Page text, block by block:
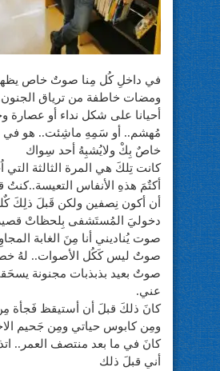
في داخلِ كُل مِنا صوتٌ خاص
ومضات خاطفة من ترياق
أحيانا على شكل نداء أو عصارة
مُهشم.. أو سَمِهِ ماشِئت.. هو في
خاصٌ بِكْ ولايُشبِهُ أحد سِواك
كانت تِلكَ هي المرة الثالثة التي
أكتٌمَ هذهِ الأنفاس
أن أكون نِصفين ولكن قَبلَ ذلِكَ
دخوليَ المُستَشفى بِلحظاتْ
صوت يُناديني أنا مِنَ الغابة
صوتٌ ليس كَكُل الأصوات.. لهُ
صوتٌ بعيد بذبذبات مجنونة
عني.
كانَ ذلكَ قبلَ أن أستيقظ فَجأة
ومِن كابوس حياتي ومِن جَحيم
كانَ في ما بعد منتصف العمر..
أني قبلَ ذلك